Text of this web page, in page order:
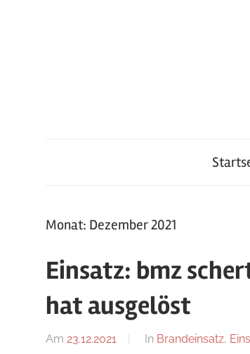
Monat: Dezember 2021
Einsatz: bmz
hat ausgelöst
Am 23.12.2021
Von
In Brandeinsatz,